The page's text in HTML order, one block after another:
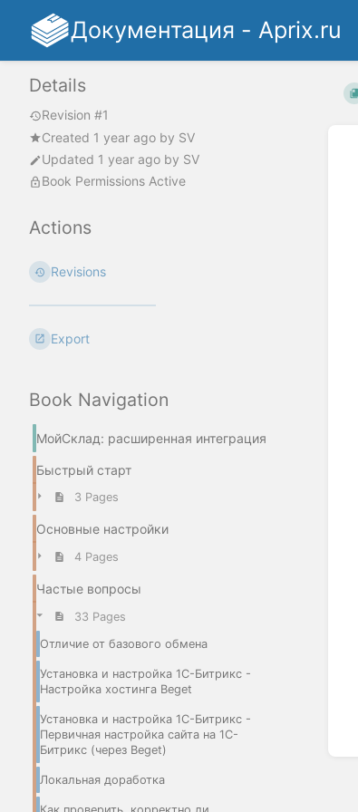
Документация - Aprix.ru
Details
Revision #1
Created 1 year ago by SV
Updated 1 year ago by SV
Book Permissions Active
Actions
Revisions
Export
Book Navigation
МойСклад: расширенная интеграция
Быстрый старт
3 Pages
Основные настройки
4 Pages
Частые вопросы
33 Pages
Отличие от базового обмена
Установка и настройка 1С-Битрикс -
Настройка хостинга Beget
Установка и настройка 1С-Битрикс -
Первичная настройка сайта на 1С-
Битрикс (через Beget)
Локальная доработка